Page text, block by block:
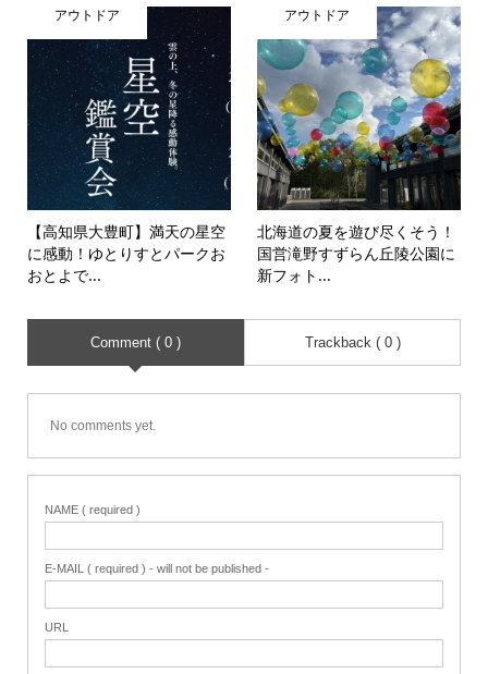
アウトドア
【高知県大豊町】満天の星空
に感動！ゆとりすとパークお
おとよで...
アウトドア
北海道の夏を遊び尽くそう！
国営滝野すずらん丘陵公園に
新フォト...
Comment ( 0 ) Trackback ( 0 )
No comments yet.
NAME ( required )
E-MAIL ( required ) - will not be published -
URL